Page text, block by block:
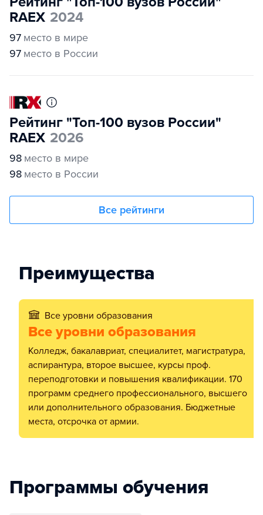
RAEX 2024
97 место в мире
97 место в России
Рейтинг "Топ-100 вузов России"
RAEX 2026
98 место в мире
98 место в России
Все рейтинги
Преимущества
Все уровни образования
Все уровни образования
Колледж, бакалавриат, специалитет, магистратура,
аспирантура, второе высшее, курсы проф.
переподготовки и повышения квалификации. 170
программ среднего профессионального, высшего
или дополнительного образования. Бюджетные
места, отсрочка от армии.
Программы обучения